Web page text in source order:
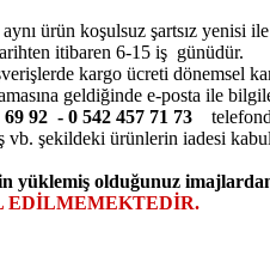
ürün koşulsuz şartsız yenisi
itibaren 6-15 iş günüdür.
kargo ücreti dönemsel
geldiğinde e-posta ile
69 92 - 0 542 457 71 73
vb. şekildeki ürünlerin iadesi
olduğunuz
EDİLMEMEKTEDİR.